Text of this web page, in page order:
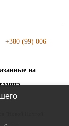
+380 (99) 006
на